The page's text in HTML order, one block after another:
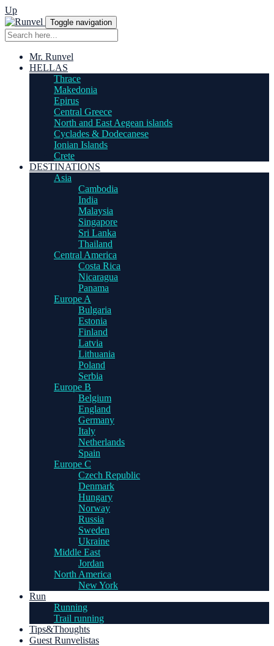
Up
Toggle navigation
Mr. Runvel
HELLAS
Thrace
Makedonia
Epirus
Central Greece
North and East Aegean islands
Cyclades & Dodecanese
Ionian Islands
Crete
DESTINATIONS
Asia
Cambodia
India
Malaysia
Singapore
Sri Lanka
Thailand
Central America
Costa Rica
Nicaragua
Panama
Europe A
Bulgaria
Estonia
Finland
Latvia
Lithuania
Poland
Serbia
Europe B
Belgium
England
Germany
Italy
Netherlands
Spain
Europe C
Czech Republic
Denmark
Hungary
Norway
Russia
Sweden
Ukraine
Middle East
Jordan
North America
New York
Run
Running
Trail running
Tips&Thoughts
Guest Runvelistas